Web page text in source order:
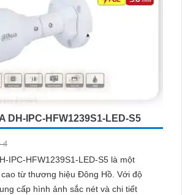
DH-IPC-HFW1239S1-LED-S5
₫
IPC-HFW1239S1-LED-S5 là một
từ thương hiệu Đông Hồ. Với độ
cấp hình ảnh sắc nét và chi tiết